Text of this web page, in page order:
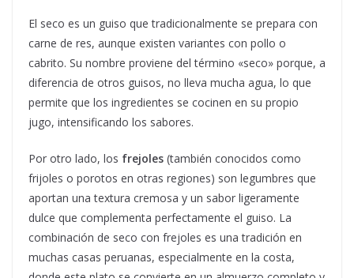
El seco es un guiso que tradicionalmente se prepara con
carne de res, aunque existen variantes con pollo o
cabrito. Su nombre proviene del término «seco» porque, a
diferencia de otros guisos, no lleva mucha agua, lo que
permite que los ingredientes se cocinen en su propio
jugo, intensificando los sabores.
Por otro lado, los frejoles (también conocidos como
frijoles o porotos en otras regiones) son legumbres que
aportan una textura cremosa y un sabor ligeramente
dulce que complementa perfectamente el guiso. La
combinación de seco con frejoles es una tradición en
muchas casas peruanas, especialmente en la costa,